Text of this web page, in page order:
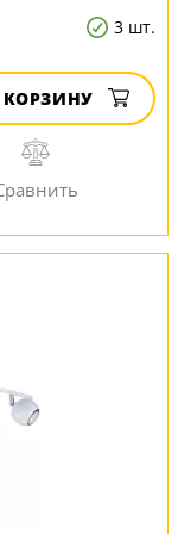
3 шт.
КОРЗИНУ